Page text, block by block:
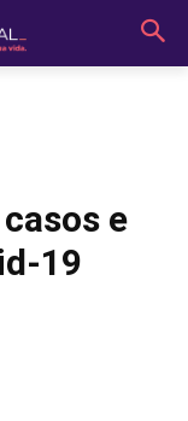
e
19